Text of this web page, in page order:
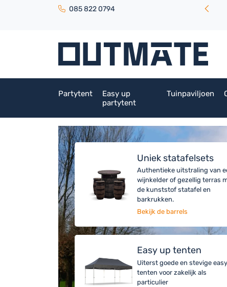
085 822 0794
Partytent
Easy up
partytent
Tuinpaviljoen
Uniek statafelsets
Authentieke uitstraling van
wijnkelder of gezellig terras
de kunststof statafel en
barkrukken.
Bekijk de barrels
Easy up tenten
Uiterst goede en stevige
tenten voor zakelijk als
particulier